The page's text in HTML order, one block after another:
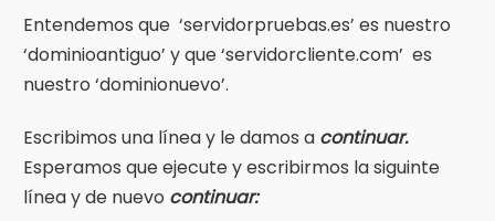
Entendemos que ‘servidorpruebas.es’ es nuestro
‘dominioantiguo’ y que ‘servidorcliente.com’ es
nuestro ‘dominionuevo’.
Escribimos una línea y le damos a continuar.
Esperamos que ejecute y escribirmos la siguinte
línea y de nuevo continuar: